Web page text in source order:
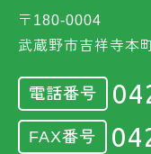
〒180-0004
武蔵野市吉祥寺本
電話番号
FAX番号